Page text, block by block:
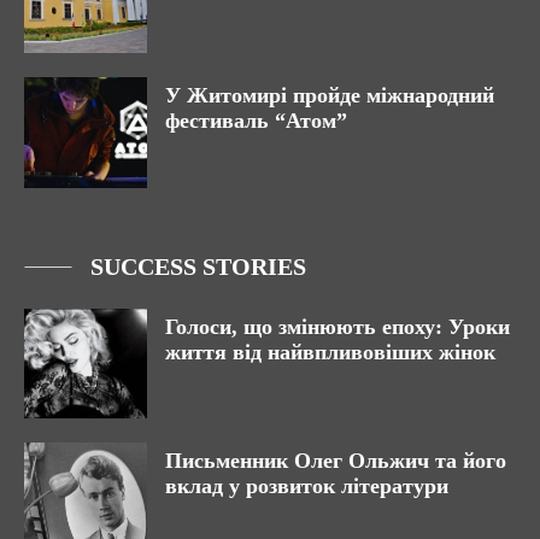
У Житомирі пройде міжнародний
фестиваль “Атом”
SUCCESS STORIES
Голоси, що змінюють епоху: Уроки
життя від найвпливовіших жінок
Письменник Олег Ольжич та його
вклад у розвиток літератури